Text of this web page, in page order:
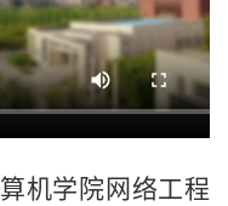
机学院网络工程